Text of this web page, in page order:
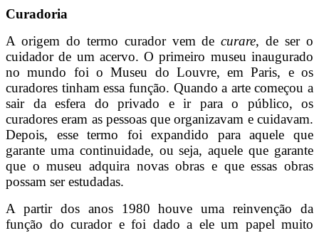
Curadoria
A origem do termo curador vem decurare, de ser o
cuidador de um acervo. O primeiro museu inaugurado
no mundo foi o Museu do Louvre, em Paris, e os
curadores tinham essa função. Quando a arte começou a
sair da esfera do privado e ir para o público, os
curadores eram as pessoas que organizavam e cuidavam.
Depois, esse termo foi expandido para aquele que
garante uma continuidade, ou seja, aquele que garante
que o museu adquira novas obras e que essas obras
possam ser estudadas.
A partir dos anos 1980 houve uma reinvenção da
função do curador e foi dado a ele um papel muito